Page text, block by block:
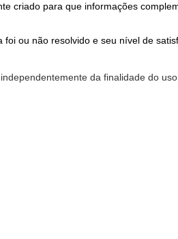
criado para que informações
ou não resolvido e seu nível de
da finalidade do